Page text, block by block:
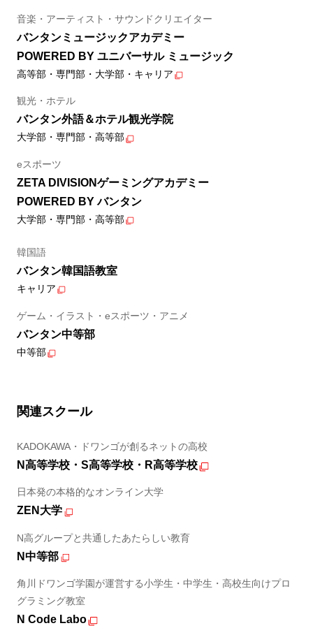
音楽・アーティスト・サウンドクリエイター
バンタンミュージックアカデミー
POWERED BY ユニバーサル ミュージック
高等部・専門部・大学部・キャリア
観光・ホテル
バンタン外語＆ホテル観光学院
大学部・専門部・高等部
eスポーツ
ZETA DIVISIONゲーミングアカデミー
POWERED BY バンタン
大学部・専門部・高等部
韓国語
バンタン韓国語教室
キャリア
ゲーム・イラスト・eスポーツ・アニメ
バンタン中等部
中等部
関連スクール
KADOKAWA・ドワンゴが創るネットの高校
N高等学校・S高等学校・R高等学校
日本発の本格的なオンライン大学
ZEN大学
N高グループと共通したあたらしい教育
N中等部
角川ドワンゴ学園が運営する小学生・中学生・高校生向けプロ
グラミング教室
N Code Labo